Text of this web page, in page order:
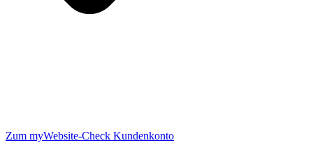
Zum myWebsite-Check Kundenkonto